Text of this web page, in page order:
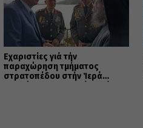
Εὐχαριστίες γιά τήν
παραχώρηση τμήματος
στρατοπέδου στήν Ἱερά